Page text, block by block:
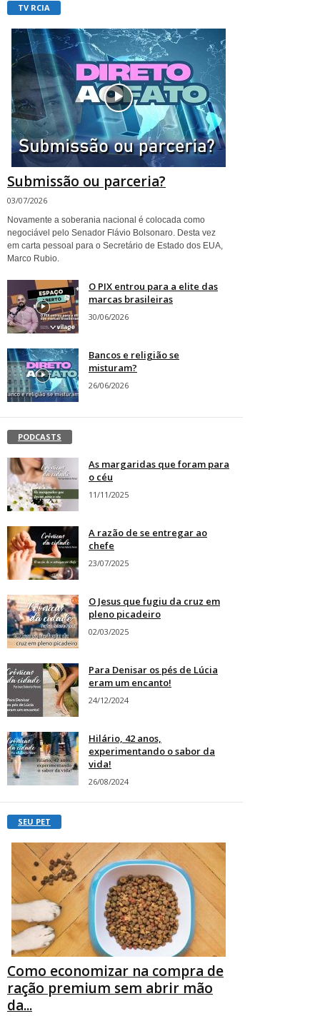
TV RCIA
Submissão ou parceria?
03/07/2026
Novamente a soberania nacional é colocada como
negociável pelo Senador Flávio Bolsonaro. Desta vez
em carta pessoal para o Secretário de Estado dos EUA,
Marco Rubio.
O PIX entrou para a elite das
marcas brasileiras
30/06/2026
Bancos e religião se
misturam?
26/06/2026
PODCASTS
As margaridas que foram para
o céu
11/11/2025
A razão de se entregar ao
chefe
23/07/2025
O Jesus que fugiu da cruz em
pleno picadeiro
02/03/2025
Para Denisar os pés de Lúcia
eram um encanto!
24/12/2024
Hilário, 42 anos,
experimentando o sabor da
vida!
26/08/2024
SEU PET
Como economizar na compra de
ração premium sem abrir mão
da...